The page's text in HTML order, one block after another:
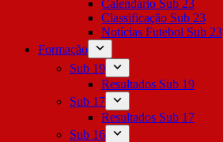
Calendário Sub 23
Classificação Sub 23
Notícias Futebol Sub 23
Formação
Sub 19
Resultados Sub 19
Sub 17
Resultados Sub 17
Sub 16